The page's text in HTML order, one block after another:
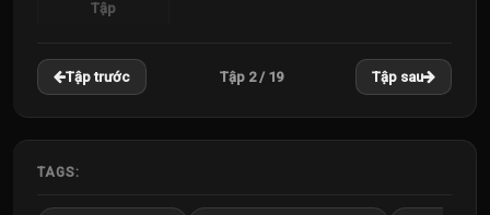
Tập
Tập trước Tập 2 / 19 Tập sau
TAGS: